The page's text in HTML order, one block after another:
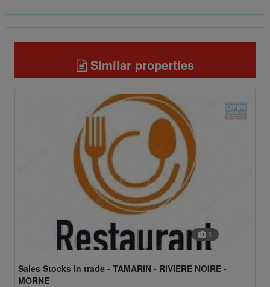
Similar properties
1
Sales Stocks in trade - TAMARIN - RIVIERE NOIRE -
MORNE